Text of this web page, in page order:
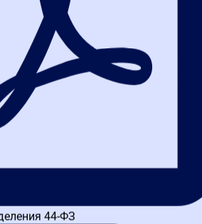
срока отмены
Для всех электронных процедур
котировок и предложений) отмена
за один рабочий день до даты и
заявок. Это требование части 2
закупку можно только при форс-
на понедельник 10:00, последний день
среда, не четверг. Именно за один
44-ФЗ